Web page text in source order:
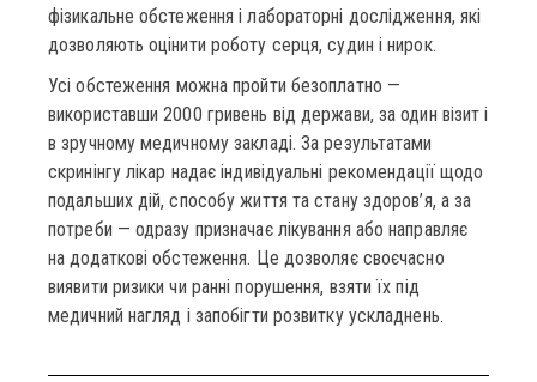
фізикальне обстеження і лабораторні дослідження, які
дозволяють оцінити роботу серця, судин і нирок.
Усі обстеження можна пройти безоплатно —
використавши 2000 гривень від держави, за один візит і
в зручному медичному закладі. За результатами
скринінгу лікар надає індивідуальні рекомендації щодо
подальших дій, способу життя та стану здоров’я, а за
потреби — одразу призначає лікування або направляє
на додаткові обстеження. Це дозволяє своєчасно
виявити ризики чи ранні порушення, взяти їх під
медичний нагляд і запобігти розвитку ускладнень.